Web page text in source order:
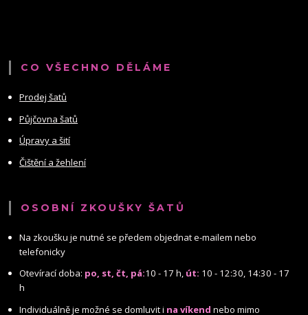
CO VŠECHNO DĚLÁME
Prodej šatů
Půjčovna šatů
Úpravy a šití
Čištění a žehlení
OSOBNÍ ZKOUŠKY ŠATŮ
Na zkoušku je nutné se předem objednat e-mailem nebo
telefonicky
Otevírací doba: po, st, čt, pá:10 - 17 h, út: 10 - 12:30, 14:30 - 17
h
Individuálně je možné se domluvit i na víkend nebo mimo